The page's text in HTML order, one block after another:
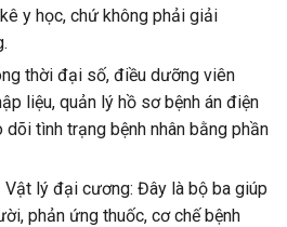
y học, chứ không phải giải
thời đại số, điều dưỡng viên
liệu, quản lý hồ sơ bệnh án điện
tình trạng bệnh nhân bằng phần
Vật lý đại cương: Đây là bộ ba giúp
phản ứng thuốc, cơ chế bệnh